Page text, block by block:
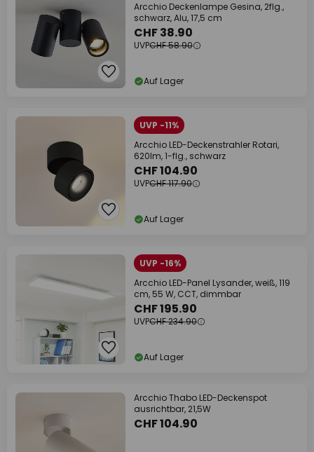
Arcchio Deckenlampe Gesina, 2flg.,
schwarz, Alu, 17,5 cm
CHF 38.90
UVPCHF 58.90
Auf Lager
UVP -11%
Arcchio LED-Deckenstrahler Rotari,
620lm, 1-flg., schwarz
CHF 104.90
UVPCHF 117.90
Auf Lager
UVP -16%
Arcchio LED-Panel Lysander, weiß, 119
cm, 55 W, CCT, dimmbar
CHF 195.90
UVPCHF 234.90
Auf Lager
Arcchio Thabo LED-Deckenspot
ausrichtbar, 21,5W
CHF 104.90